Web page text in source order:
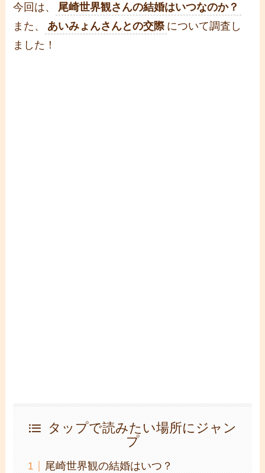
今回は、
尾崎世界観さんの結婚はいつなのか？
また、
あいみょんさんとの交際 について調査し
ました！
タップで読みたい場所にジャン
プ
尾崎世界観の結婚はいつ？